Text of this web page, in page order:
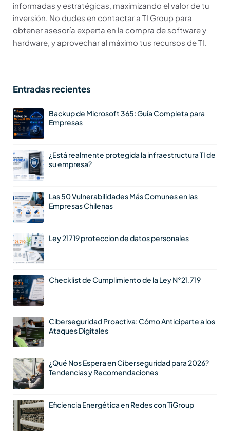
informadas y estratégicas, maximizando el valor de tu
inversión. No dudes en contactar a TI Group para
obtener asesoría experta en la compra de software y
hardware, y aprovechar al máximo tus recursos de TI.
Entradas recientes
Backup de Microsoft 365: Guía Completa para
Empresas
¿Está realmente protegida la infraestructura TI de
su empresa?
Las 50 Vulnerabilidades Más Comunes en las
Empresas Chilenas
Ley 21719 proteccion de datos personales
Checklist de Cumplimiento de la Ley N°21.719
Ciberseguridad Proactiva: Cómo Anticiparte a los
Ataques Digitales
¿Qué Nos Espera en Ciberseguridad para 2026?
Tendencias y Recomendaciones
Eficiencia Energética en Redes con TiGroup